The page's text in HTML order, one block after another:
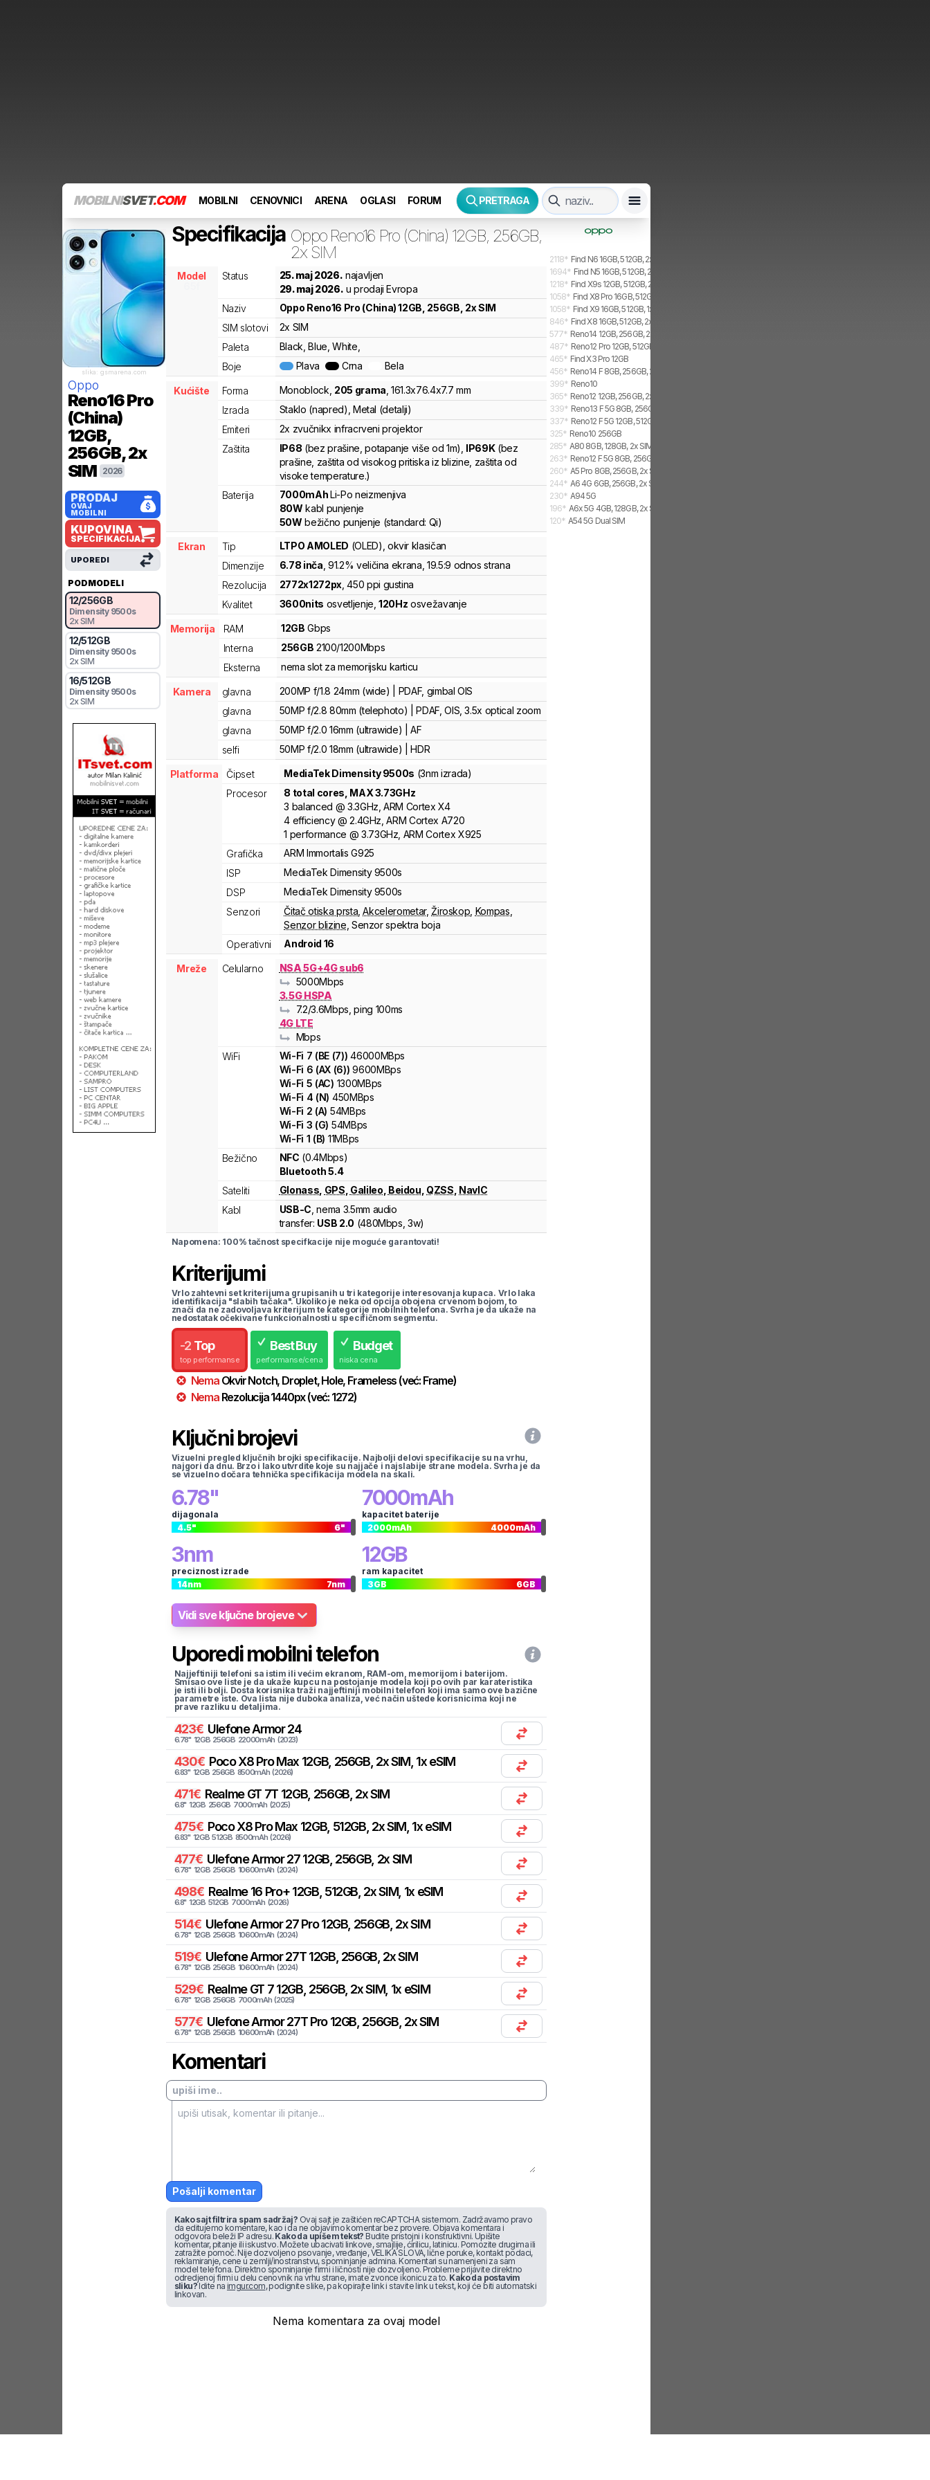
MOBILNISVET.COM MOBILNI CENOVNICI ARENA OGLASI FORUM PRETRAGA
slika: gsmarena.com
Oppo
Reno16 Pro
(China)
12GB,
256GB, 2x
SIM
2026
PRODAJ
OVAJ
MOBILNI
KUPOVINA
SPECIFIKACIJA
UPOREDI
PODMODELI
12/256GB
Dimensity 9500s
2x SIM
12/512GB
Dimensity 9500s
2x SIM
16/512GB
Dimensity 9500s
2x SIM
Specifikacija Oppo Reno16 Pro (China) 12GB, 256GB,
2x SIM
Model
Status 25. maj 2026. najavljen
29. maj 2026. u prodaji Evropa
Naziv
Oppo Reno16 Pro (China) 12GB, 256GB, 2x SIM
SIM slotovi
2x SIM
Paleta
Black, Blue, White,
Boje
Plava Crna Bela
Kućište Forma Monoblock 205 grama ,161.3x76.4x7.7 mm
Izrada
Staklo (napred), Metal (detalji)
Emiteri
2x zvučnikx infracrveni projektor
Zaštita
IP68 (bez prašine, potapanje više od 1m) IP69K (bez
prašine, zaštita od visokog pritiska iz blizine, zaštita od
visoke temperature.)
Baterija
7000mAhLi-Po neizmenjiva
80W kabl punjenje
50W bežično punjenje (standard: Qi)
Ekran Tip LTPO AMOLED (OLED) , okvir klasičan
Dimenzije
6.78 inča , 91.2% veličina ekrana , 19.5:9 odnos strana
Rezolucija
2772x1272px ,450 ppi gustina
Kvalitet
3600nits osvetljenje 120Hz osvežavanje
Memorija RAM 12GB Gbps
Interna
256GB 2100/1200Mbps
Eksterna
nema slot za memorijsku karticu
Kamera glavna
200MP f/1.8 24mm (wide) | PDAF, gimbal OIS
glavna
50MP f/2.8 80mm (telephoto) | PDAF, OIS, 3.5x optical zoom
glavna
50MP f/2.0 16mm (ultrawide) | AF
selfi
50MP f/2.0 18mm (ultrawide) | HDR
Platforma Čipset MediaTekDimensity 9500s (3nm izrada)
Procesor
8 total cores , MAX3.73GHz
3 balanced @ 3.3GHz,ARM Cortex X4
4 efficiency @ 2.4GHz,ARM Cortex A720
1 performance @ 3.73GHz, ARM Cortex X925
Grafička
ARM Immortalis G925
ISP
MediaTek Dimensity 9500s
DSP
MediaTek Dimensity 9500s
Senzori
Čitač otiska prsta ,Akcelerometar,Žiroskop Kompas
Senzor blizine Senzor spektra boja
Operativni
Android 16
Mreže Celularno
NSA 5G+4G sub6
5000Mbps
3.5G HSPA
7.2/3.6Mbps , ping 100ms
4G LTE
Mbps
WiFi
Wi-Fi 7 (BE (7)) 46000MBps
Wi-Fi 6 (AX (6)) 9600MBps
Wi-Fi 5 (AC) 1300MBps
Wi-Fi 4 (N) 450MBps
Wi-Fi 2 (A) 54MBps
Wi-Fi 3 (G) 54MBps
Wi-Fi 1 (B) 11MBps
Bežično
NFC (0.4Mbps)
Bluetooth 5.4
Sateliti
Glonass GPS Galileo Beidou QZSS NavIC
Kabl
USB-C , nema 3.5mm audio
transfer: USB 2.0 (480Mbps,3w)
Napomena: 100% tačnost specifkacije nije moguće garantovati!
Kriterijumi
Vrlo zahtevni set kriterijuma grupisanih u tri kategorije interesovanja kupaca. Vrlo laka
identifikacija "slabih tačaka". Ukoliko je neka od opcija obojena crvenom bojom, to
znači da ne zadovoljava kriterijum te kategorije mobilnih telefona. Svrha je da ukaže na
nedostatak očekivane funkcionalnosti u specifičnom segmentu.
-2 Top
top performanse
Best Buy
performanse/cena
Budget
niska cena
Nema OkvirNotch, Droplet, Hole, Frameless (već: Frame)
Nema Rezolucija1440px(već: 1272)
Ključni brojevi
Vizuelni pregled ključnih brojki specifikacije. Najbolji delovi specifikacije su na vrhu,
najgori da dnu. Brzo i lako utvrdite koje su najjače i najslabije strane modela. Svrha je da
se vizuelno dočara tehnička specifikacija modela na skali.
6.78"
dijagonala
4.5" 6"
7000mAh
kapacitet baterije
2000mAh 4000mAh
3nm
preciznost izrade
14nm 7nm
12GB
ram kapacitet
3GB 6GB
Vidi sve ključne brojeve
Uporedi mobilni telefon
Najjeftiniji telefoni sa istim ili većim ekranom, RAM-om, memorijom i baterijom.
Smisao ove liste je da ukaže kupcu na postojanje modela koji po ovih par karateristika
je isti ili bolji. Dosta korisnika traži najjeftiniji mobilni telefon koji ima samo ove bazične
parametre iste. Ova lista nije duboka analiza, već način uštede korisnicima koji ne
prave razliku u detaljima.
423€ UlefoneArmor 24
6.78" 12GB 256GB 22000mAh (2023)
430€ Poco X8 Pro Max 12GB, 256GB, 2x SIM, 1x eSIM
6.83" 12GB 256GB 8500mAh (2026)
471€ Realme GT 7T 12GB, 256GB, 2x SIM
6.8" 12GB 256GB 7000mAh (2025)
475€ Poco X8 Pro Max 12GB, 512GB, 2x SIM, 1x eSIM
6.83" 12GB 512GB 8500mAh (2026)
477€ UlefoneArmor 27 12GB, 256GB, 2x SIM
6.78" 12GB 256GB 10600mAh (2024)
498€ Realme 16 Pro+ 12GB, 512GB, 2x SIM, 1x eSIM
6.8" 12GB 512GB 7000mAh (2026)
514€ UlefoneArmor 27 Pro 12GB, 256GB, 2x SIM
6.78" 12GB 256GB 10600mAh (2024)
519€ UlefoneArmor 27T 12GB, 256GB, 2x SIM
6.78" 12GB 256GB 10600mAh (2024)
529€ Realme GT 7 12GB, 256GB, 2x SIM, 1x eSIM
6.78" 12GB 256GB 7000mAh (2025)
577€ UlefoneArmor 27T Pro 12GB, 256GB, 2x SIM
6.78" 12GB 256GB 10600mAh (2024)
Komentari
Pošalji komentar
Kako sajt filtrira spam sadržaj? Ovaj sajt je zaštićen reCAPTCHA sistemom. Zadržavamo pravo
da editujemo komentare, kao i da ne objavimo komentar bez provere. Objava komentara i
odgovora beleži IP adresu. Kako da upišem tekst? Budite pristojni i konstruktivni. Upišite
komentar, pitanje ili iskustvo. Možete ubacivati linkove, smajlije, ćirilicu, latinicu. Pomozite drugima ili
zatražite pomoć. Nije dozvoljeno psovanje, vređanje, VELIKA SLOVA, lične poruke, kontakt podaci,
reklamiranje, cene u zemlji/inostranstvu, spominjanje admina. Komentari su namenjeni za sam
model telefona. Direktno spominjanje firmi i ličnosti nije dozvoljeno. Probleme prijavite direktno
odredjenoj firmi u delu cenovnik na vrhu strane, imate zvonce ikonicu za to. Kako da postavim
sliku?Idite na imgur.com, podignite slike, pa kopirajte link i stavite link u tekst, koji će biti automatski
linkovan.
Nema komentara za ovaj model
2118* Find N6 16GB, 512GB, 2x SIM
1694* Find N5 16GB, 512GB, 2x SIM
1218* Find X9s 12GB, 512GB, 2x SIM, 1x eSIM
1058* Find X8 Pro 16GB, 512GB, 2x SIM
1058* Find X9 16GB, 512GB, 1x SIM, 1x eSIM
846* Find X8 16GB, 512GB, 2x SIM
577* Reno14 12GB, 256GB, 2x SIM, 1x eSIM
487* Reno12 Pro 12GB, 512GB, 2x SIM
465* Find X3 Pro 12GB
456* Reno14 F 8GB, 256GB, 2x SIM
399* Reno10
365* Reno12 12GB, 256GB, 2x SIM
339* Reno13 F 5G 8GB, 256GB, 2x SIM
337* Reno12 F 5G 12GB, 512GB, 2x SIM
325* Reno10 256GB
285* A80 8GB, 128GB, 2x SIM
263* Reno12 F 5G 8GB, 256GB, 2x SIM
260* A5 Pro 8GB, 256GB, 2x SIM
244* A6 4G 6GB, 256GB, 2x SIM
230* A94 5G
196* A6x 5G 4GB, 128GB, 2x SIM
120* A54 5G Dual SIM